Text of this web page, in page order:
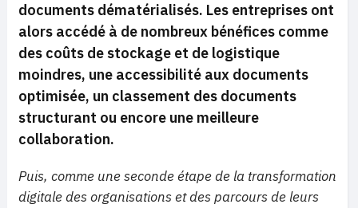
documents dématérialisés. Les entreprises ont
alors accédé à de nombreux bénéfices comme
des coûts de stockage et de logistique
moindres, une accessibilité aux documents
optimisée, un classement des documents
structurant ou encore une meilleure
collaboration.
Puis, comme une seconde étape de la transformation
digitale des organisations et des parcours de leurs